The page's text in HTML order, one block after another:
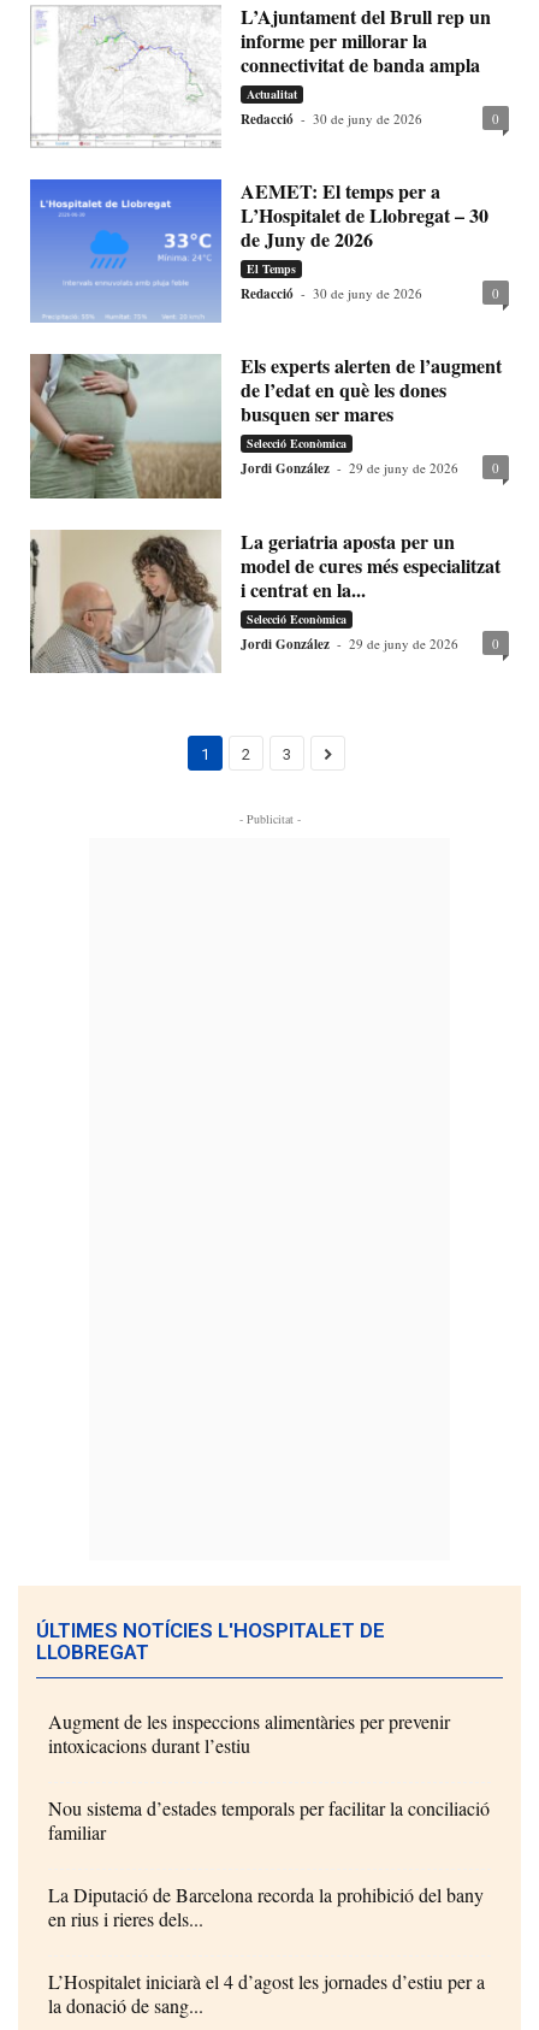
L’Ajuntament del Brull rep un
informe per millorar la
connectivitat de banda ampla
Actualitat
Redacció - 30 de juny de 2026 0
AEMET: El temps per a
L’Hospitalet de Llobregat – 30
de Juny de 2026
El Temps
Redacció - 30 de juny de 2026 0
Els experts alerten de l’augment
de l’edat en què les dones
busquen ser mares
Selecció Econòmica
Jordi González - 29 de juny de 2026 0
La geriatria aposta per un
model de cures més especialitzat
i centrat en la...
Selecció Econòmica
Jordi González - 29 de juny de 2026 0
1 2 3
- Publicitat -
ÚLTIMES NOTÍCIES L'HOSPITALET DE
LLOBREGAT
Augment de les inspeccions alimentàries per prevenir
intoxicacions durant l’estiu
Nou sistema d’estades temporals per facilitar la conciliació
familiar
La Diputació de Barcelona recorda la prohibició del bany
en rius i rieres dels...
L’Hospitalet iniciarà el 4 d’agost les jornades d’estiu per a
la donació de sang...